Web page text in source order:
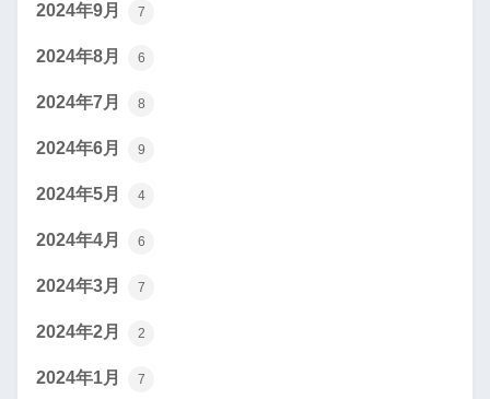
2024年9月 7
2024年8月 6
2024年7月 8
2024年6月 9
2024年5月 4
2024年4月 6
2024年3月 7
2024年2月 2
2024年1月 7